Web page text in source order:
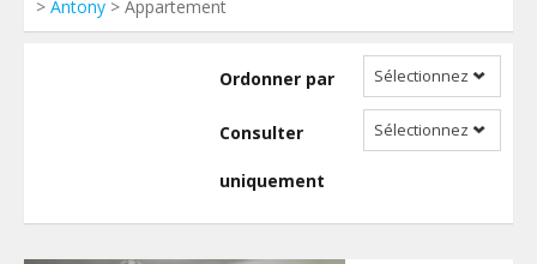
> Antony > Appartement
Ordonner par Sélectionnez
Consulter
uniquement
Sélectionnez